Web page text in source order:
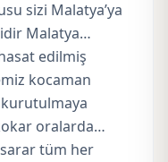
sizi Malatya’ya
Malatya…
edilmiş
kocaman
kokar oralarda…
sarar tüm her